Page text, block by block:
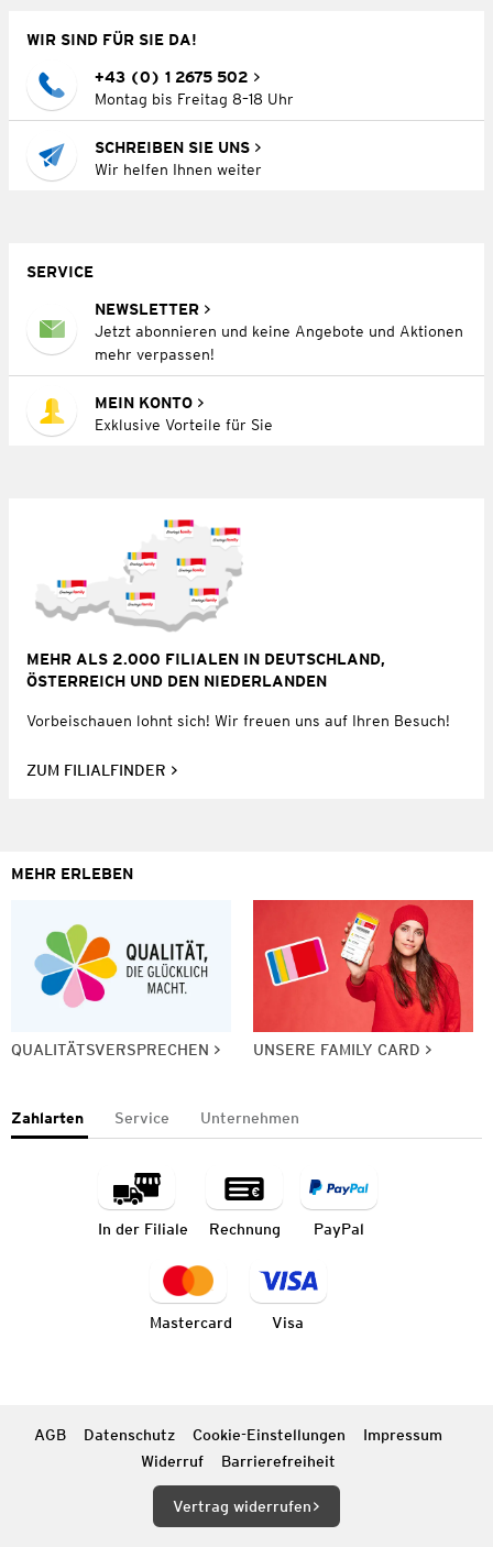
WIR SIND FÜR SIE DA!
+43 (0) 1 2675 502
Montag bis Freitag 8–18 Uhr
SCHREIBEN SIE UNS
Wir helfen Ihnen weiter
SERVICE
NEWSLETTER
Jetzt abonnieren und keine Angebote und Aktionen
mehr verpassen!
MEIN KONTO
Exklusive Vorteile für Sie
MEHR ALS 2.000 FILIALEN IN DEUTSCHLAND,
ÖSTERREICH UND DEN NIEDERLANDEN
Vorbeischauen lohnt sich! Wir freuen uns auf Ihren Besuch!
ZUM FILIALFINDER
MEHR ERLEBEN
QUALITÄTSVERSPRECHEN UNSERE FAMILY CARD
Zahlarten Service Unternehmen
In der Filiale Rechnung PayPal
Mastercard Visa
AGB Datenschutz Cookie-Einstellungen
Impressum
Widerruf
Barrierefreiheit
Vertrag widerrufen